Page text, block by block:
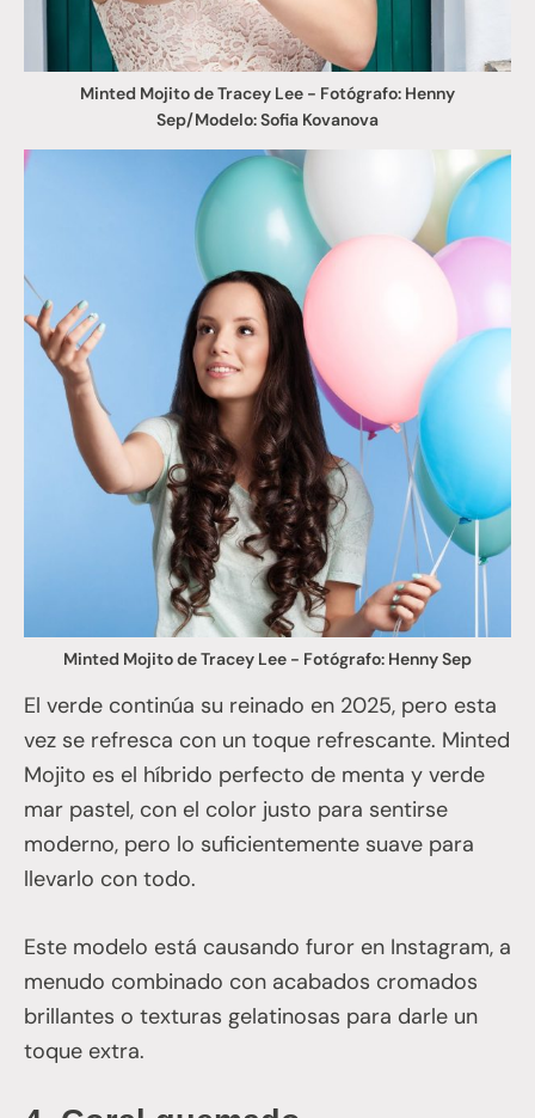
Minted Mojito de Tracey Lee - Fotógrafo: Henny
Sep/Modelo: Sofia Kovanova
Minted Mojito de Tracey Lee - Fotógrafo: Henny Sep
El verde continúa su reinado en 2025, pero esta
vez se refresca con un toque refrescante. Minted
Mojito es el híbrido perfecto de menta y verde
mar pastel, con el color justo para sentirse
moderno, pero lo suficientemente suave para
llevarlo con todo.
Este modelo está causando furor en Instagram, a
menudo combinado con acabados cromados
brillantes o texturas gelatinosas para darle un
toque extra.